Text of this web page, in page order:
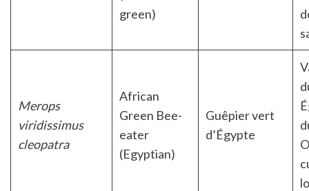
green)
Merops
viridissimus
cleopatra
African
Green Bee-
eater
(Egyptian)
Guêpier vert
d’Égypte